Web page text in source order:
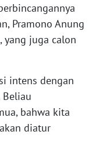
Pramono Anung
yang juga calon
intens dengan
Beliau
bahwa kita
diatur